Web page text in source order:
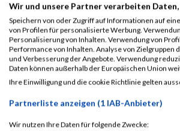
Wir und unsere Partner verarbeiten
Speichern von oder Zugriff auf Informationen auf
von Profilen für personalisierte Werbung.
Personalisierung von Inhalten. Verwendung von
Performance von Inhalten. Analyse von
und Verbesserung der Angebote. Verwendung
Daten können außerhalb der Europäischen Union
Ihre Einwilligung und die cookie Richtlinie gelten
Partnerliste anzeigen (1 IAB-Anbieter)
Wir nutzen Ihre Daten für folgende Zwecke: